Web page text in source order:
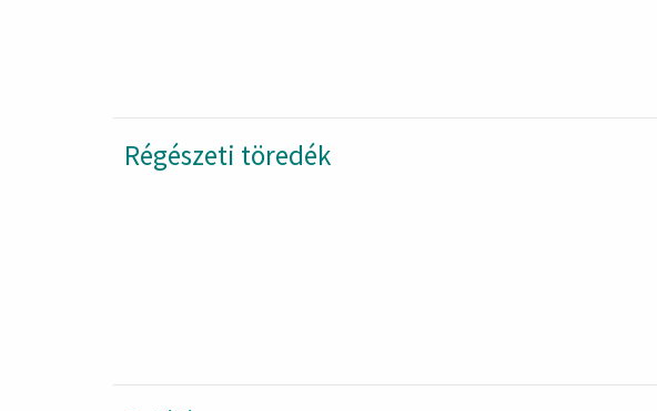
Régészeti töredék